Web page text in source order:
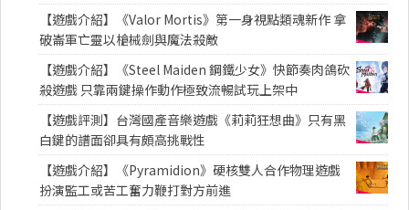
【遊戲介紹】《Valor Mortis》第一身視點類魂新作 拿
破崙軍亡靈以槍械劍與魔法殺敵
【遊戲介紹】《Steel Maiden 鋼鐵少女》快節奏肉鴿砍
殺遊戲 只靠兩鍵操作動作極致流暢試玩上架中
【遊戲評測】台灣國產音樂遊戲《莉莉狂想曲》只有黑
白鍵的譜面卻具有頗高挑戰性
【遊戲介紹】《Pyramidion》硬核雙人合作物理遊戲
扮演監工或苦工奮力鞭打對方前進